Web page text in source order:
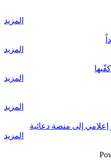
المزيد
المزيد
المزيد
المزيد
إعلامي إلى منصة دعائية
المزيد